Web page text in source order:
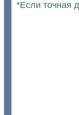
*Если точная